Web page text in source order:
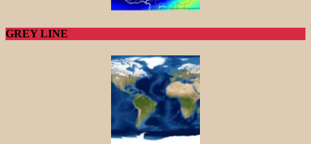
GREY LINE